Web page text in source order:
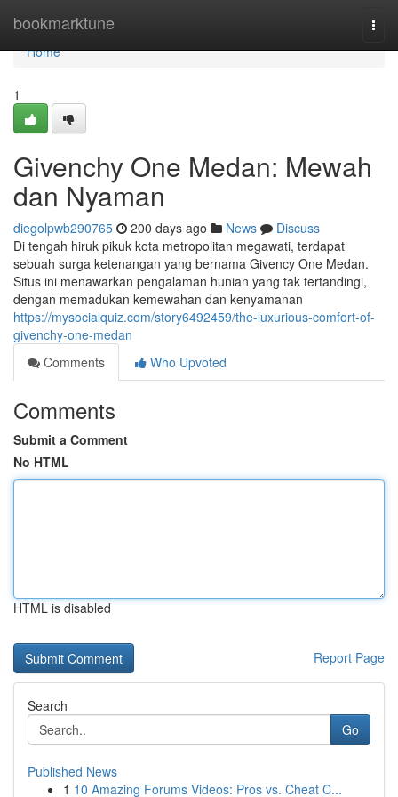
bookmarktune
Home
Home
1
Givenchy One Medan: Mewah
dan Nyaman
diegolpwb290765 200 days ago News
Discuss
Di tengah hiruk pikuk kota metropolitan megawati, terdapat
sebuah surga ketenangan yang bernama Givency One Medan.
Situs ini menawarkan pengalaman hunian yang tak tertandingi,
dengan memadukan kemewahan dan kenyamanan
https://mysocialquiz.com/story6492459/the-luxurious-comfort-of-
givenchy-one-medan
Comments
Who Upvoted
Comments
Submit a Comment
No HTML
HTML is disabled
Report Page
Search
Go
Published News
1 10 Amazing Forums Videos: Pros vs. Cheat C...